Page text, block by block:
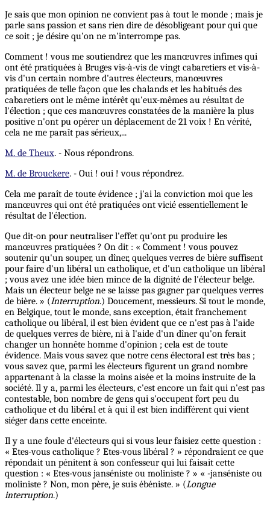
Je sais que mon opinion ne convient pas à tout le monde ; mais je
parle sans passion et sans rien dire de désobligeant pour qui que
ce soit ; je désire qu'on ne m'interrompe pas.
Comment ! vous me soutiendrez que les manœuvres infimes qui
ont été pratiquées à Bruges vis-à-vis de vingt cabaretiers et vis-à-
vis d'un certain nombre d'autres électeurs, manœuvres
pratiquées de telle façon que les chalands et les habitués des
cabaretiers ont le même intérêt qu'eux-mêmes au résultat de
l'élection ; que ces manœuvres constatées de la manière la plus
positive n'ont pu opérer un déplacement de 21 voix ! En vérité,
cela ne me paraît pas sérieux,...
M. de Theux. - Nous répondrons.
M. de Brouckere. - Oui ! oui ! vous répondrez.
Cela me paraît de toute évidence ; j'ai la conviction moi que les
manœuvres qui ont été pratiquées ont vicié essentiellement le
résultat de l'élection.
Que dit-on pour neutraliser l'effet qu'ont pu produire les
manœuvres pratiquées ? On dit : « Comment ! vous pouvez
soutenir qu'un souper, un dîner, quelques verres de bière suffisent
pour faire d'un libéral un catholique, et d'un catholique un libéral
; vous avez une idée bien mince de la dignité de l'électeur belge.
Mais un électeur belge ne se laisse pas gagner par quelques verres
de bière. » (Interruption.) Doucement, messieurs. Si tout le monde,
en Belgique, tout le monde, sans exception, était franchement
catholique ou libéral, il est bien évident que ce n'est pas à l'aide
de quelques verres de bière, ni à l'aide d'un dîner qu'on ferait
changer un honnête homme d'opinion ; cela est de toute
évidence. Mais vous savez que notre cens électoral est très bas ;
vous savez que, parmi les électeurs figurent un grand nombre
appartenant à la classe la moins aisée et la moins instruite de la
société. Il y a, parmi les électeurs, c'est encore un fait qui n'est pas
contestable, bon nombre de gens qui s'occupent fort peu du
catholique et du libéral et à qui il est bien indifférent qui vient
siéger dans cette enceinte.
Il y a une foule d'électeurs qui si vous leur faisiez cette question :
« Etes-vous catholique ? Etes-vous libéral ? » répondraient ce que
répondait un pénitent à son confesseur qui lui faisait cette
question : « Etes-vous janséniste ou moliniste ? » « -janséniste ou
moliniste ? Non, mon père, je suis ébéniste. » (Longue
interruption.)